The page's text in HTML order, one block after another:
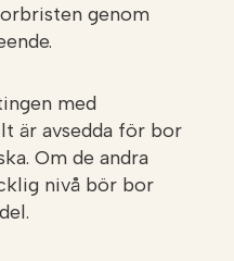
genom
med
är avsedda för bor
Om de andra
nivå bör bor